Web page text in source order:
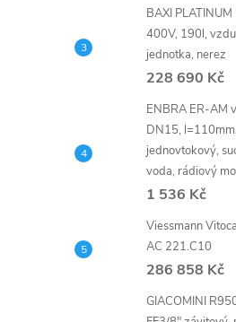
BAXI
400V, 190l,
jednotka, nerez
228 690 Kč
ENBRA ER-AM
DN15,
jednovtokový,
voda, rádiový
1 536 Kč
Viessmann
AC 221.C10
286 858 Kč
GIACOMINI